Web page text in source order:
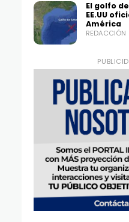
El golfo
EE.UU
América
REDACCIÓN